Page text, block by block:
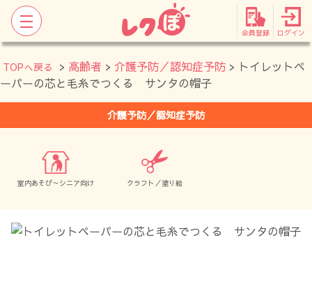
会員登録 ログイン
TOPへ戻る > 高齢者 > 介護予防／認知症予防 > トイレットペ
ーパーの芯と毛糸でつくる サンタの帽子
介護予防／認知症予防
室内あそび～シニア向け クラフト／塗り絵